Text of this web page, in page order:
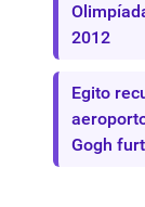
2012
Egito
Gogh